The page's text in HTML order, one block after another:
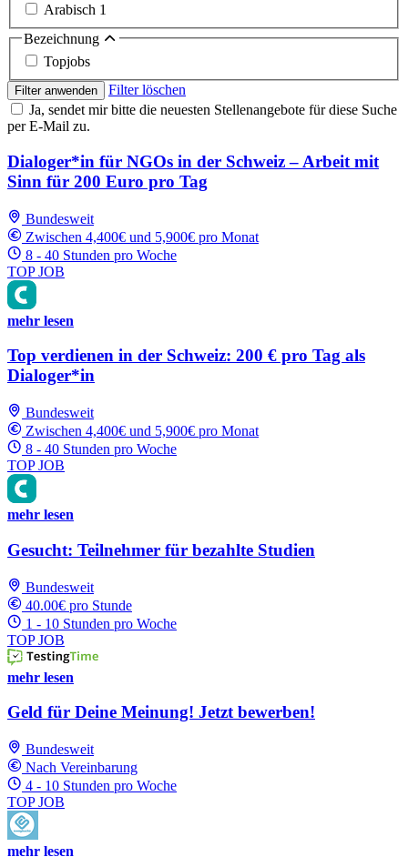
Arabisch 1
Bezeichnung
Topjobs
Filter anwenden
Filter löschen
Ja, sendet mir bitte die neuesten Stellenangebote für diese Suche
per E-Mail zu.
Dialoger*in für NGOs in der Schweiz – Arbeit mit
Sinn für 200 Euro pro Tag
Bundesweit
Zwischen 4,400€ und 5,900€ pro Monat
8 - 40 Stunden pro Woche
TOP JOB
mehr lesen
Top verdienen in der Schweiz: 200 € pro Tag als
Dialoger*in
Bundesweit
Zwischen 4,400€ und 5,900€ pro Monat
8 - 40 Stunden pro Woche
TOP JOB
mehr lesen
Gesucht: Teilnehmer für bezahlte Studien
Bundesweit
40.00€ pro Stunde
1 - 10 Stunden pro Woche
TOP JOB
mehr lesen
Geld für Deine Meinung! Jetzt bewerben!
Bundesweit
Nach Vereinbarung
4 - 10 Stunden pro Woche
TOP JOB
mehr lesen